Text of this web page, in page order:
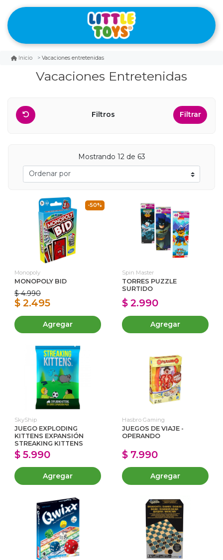
Inicio Vacaciones entretenidas
Vacaciones Entretenidas
Filtros Filtrar
Mostrando 12 de 63
-50%
Monopoly
MONOPOLY BID
$ 4.990
$ 2.495
Agregar
Spin Master
TORRES PUZZLE
SURTIDO
$ 2.990
Agregar
SkyShip
JUEGO EXPLODING
KITTENS EXPANSIÓN
STREAKING KITTENS
$ 5.990
Agregar
Hasbro Gaming
JUEGOS DE VIAJE -
OPERANDO
$ 7.990
Agregar